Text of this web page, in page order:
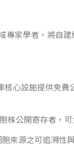
家學者，將自
心設施提供免
公開寄存者，
來源之可追溯性